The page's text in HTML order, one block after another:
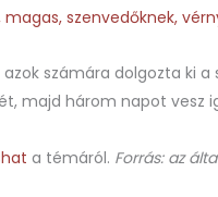
magas,szenvedőknek,
számára dolgozta ki
majd három napot vesz
a témáról. Forrás: az